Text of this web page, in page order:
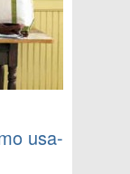
usa-